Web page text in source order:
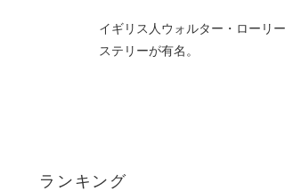
イギリス人ウォルター・ローリ
ステリーが有名。
ランキング